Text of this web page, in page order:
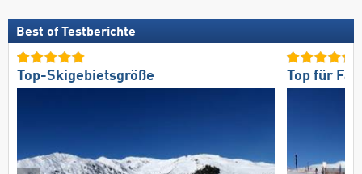
Best of Testberichte
Top-Skigebietsgröße Top für